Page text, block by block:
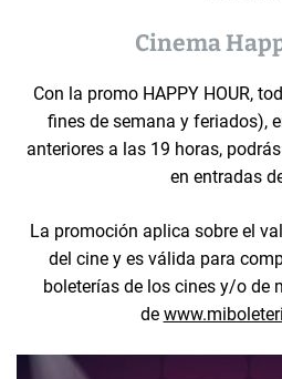
Cinema
Con la promo HAPPY HOUR,
fines de semana y feriados),
anteriores a las 19 horas,
en entradas
La promoción aplica sobre el
del cine y es válida para
boleterías de los cines y/o de
de